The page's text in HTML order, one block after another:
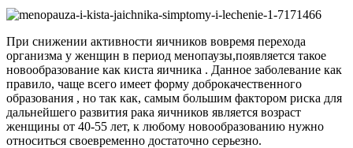
При снижении активности яичников вовремя перехода
организма у женщин в период менопаузы,появляется такое
новообразование как киста яичника . Данное заболевание как
правило, чаще всего имеет форму доброкачественного
образования , но так как, самым большим фактором риска для
дальнейшего развития рака яичников является возраст
женщины от 40-55 лет, к любому новообразованию нужно
относиться своевременно достаточно серьезно.